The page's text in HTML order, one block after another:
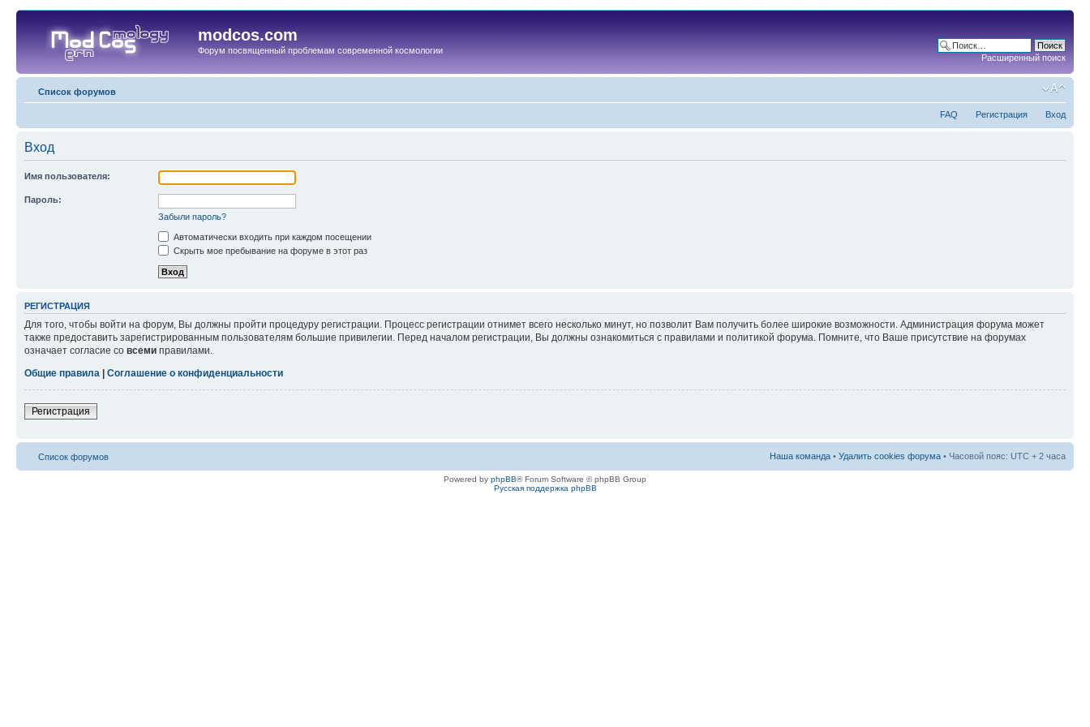
modcos.com
Форум посвященный проблемам современной космологии
Расширенный поиск
Список форумов
FAQ Регистрация Вход
Вход
Имя пользователя:
Пароль:
Забыли пароль?
Автоматически входить при каждом посещении
Скрыть мое пребывание на форуме в этот раз
РЕГИСТРАЦИЯ
Для того, чтобы войти на форум, Вы должны пройти процедуру регистрации. Процесс регистрации отнимет всего несколько минут, но позволит Вам получить более широкие возможности. Администрация форума может
также предоставить зарегистрированным пользователям большие привилегии. Перед началом регистрации, Вы должны ознакомиться с правилами и политикой форума. Помните, что Ваше присутствие на форумах
означает согласие со всеми правилами.
Общие правила
Соглашение о конфиденциальности
Регистрация
Список форумов Наша команда • Удалить cookies форума • Часовой пояс: UTC + 2 часа
Powered by phpBB® Forum Software © phpBB Group
Русская поддержка phpBB